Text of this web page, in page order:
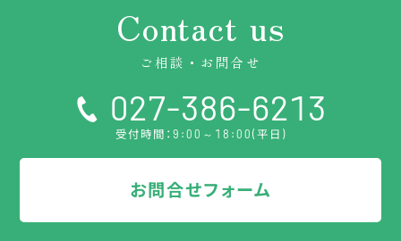
Contact us
ご相談・お問合せ
027-386-6213
受付時間：9:00～18:00(平日)
お問合せフォーム